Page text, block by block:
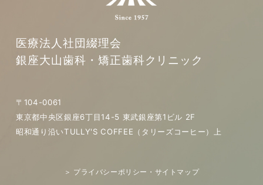
医療法人社団綴理会
銀座大山歯科・矯正歯科クリニック
〒104-0061
東京都中央区銀座6丁目14-5 東武銀座第1ビル 2F
昭和通り沿いTULLY'S COFFEE（タリーズコーヒー）上
＞ プライバシーポリシー・サイトマップ